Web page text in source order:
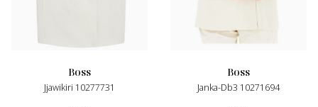
boss
Jjawikiri 10277731
boss
Janka-Db3 10271694